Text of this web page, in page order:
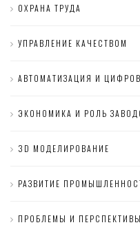
ОХРАНА ТРУДА
УПРАВЛЕНИЕ КАЧЕСТВОМ
АВТОМАТИЗАЦИЯ И
ЭКОНОМИКА И РОЛЬ
3D МОДЕЛИРОВАНИЕ
РАЗВИТИЕ
ПРОБЛЕМЫ И